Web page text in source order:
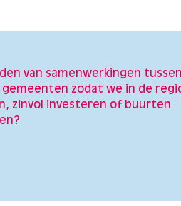
van samenwerkingen
zodat we in de
zinvol investeren of buurten